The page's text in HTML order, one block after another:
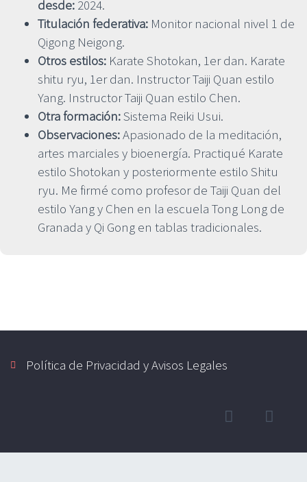
desde: 2024.
Titulación federativa: Monitor nacional nivel 1 de
Qigong Neigong.
Otros estilos: Karate Shotokan, 1er dan. Karate
shitu ryu, 1er dan. Instructor Taiji Quan estilo
Yang. Instructor Taiji Quan estilo Chen.
Otra formación:Sistema Reiki Usui.
Observaciones:Apasionado de la meditación,
artes marciales y bioenergía. Practiqué Karate
estilo Shotokan y posteriormente estilo Shitu
ryu. Me firmé como profesor de Taiji Quan del
estilo Yang y Chen en la escuela Tong Long de
Granada y Qi Gong en tablas tradicionales.
Política de Privacidad y Avisos Legales